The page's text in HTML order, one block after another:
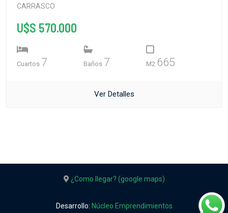
CARRASCO
U$S 570.000
Cuartos 7 Baños 7 M2 665
Ver Detalles
¿Como llegar? (google maps)
Desarrollo: Núcleo Emprendimientos